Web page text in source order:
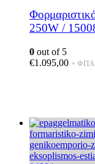
250W /
0 out of 5
€1.095,00 + ΦΠΑ